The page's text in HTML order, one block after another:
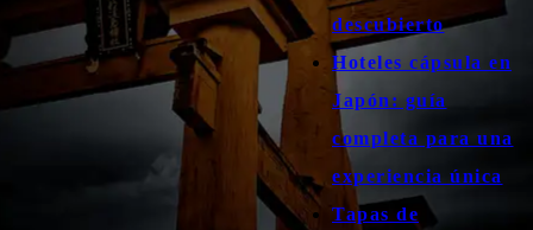
descubierto
Hoteles cápsula en
Japón: guía
completa para una
experiencia única
Tapas de